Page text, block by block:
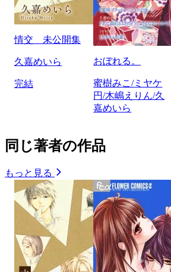
情交 未公開集
久嘉めいら
完結
おぼれる。
蜜樹みこ/ミヤケ
円/木嶋えりん/久
嘉めいら
同じ著者の作品
もっと見る